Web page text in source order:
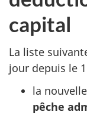
capital
La liste
jour depuis le
la
pêche